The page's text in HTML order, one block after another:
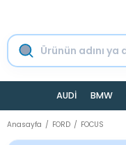
AUDİ BMW
Anasayfa FORD FOCUS